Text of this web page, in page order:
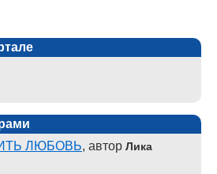
ЛЮБОВЬ, автор Лика